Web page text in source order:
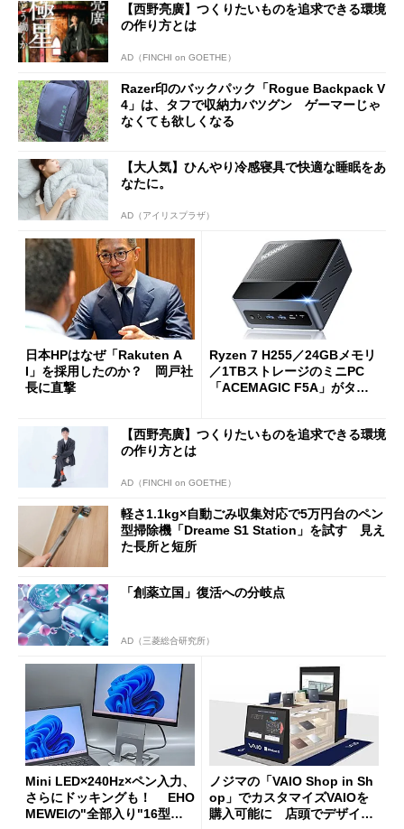
【西野亮廣】つくりたいものを追求できる環境
の作り方とは
AD（FINCHI on GOETHE）
Razer印のバックパック「Rogue Backpack V
4」は、タフで収納力バツグン ゲーマーじゃ
なくても欲しくなる
【大人気】ひんやり冷感寝具で快適な睡眠をあ
なたに。
AD（アイリスプラザ）
日本HPはなぜ「Rakuten A
I」を採用したのか？ 岡戸社
長に直撃
Ryzen 7 H255／24GBメモリ
／1TBストレージのミニPC
「ACEMAGIC F5A」がタイ
【西野亮廣】つくりたいものを追求できる環境
の作り方とは
AD（FINCHI on GOETHE）
軽さ1.1kg×自動ごみ収集対応で5万円台のペン
型掃除機「Dreame S1 Station」を試す 見え
た長所と短所
「創薬立国」復活への分岐点
AD（三菱総合研究所）
Mini LED×240Hz×ペン入力、
さらにドッキングも！ EHO
MEWEIの"全部入り"16型モ
ノジマの「VAIO Shop in Sh
op」でカスタマイズVAIOを
購入可能に 店頭でデザイン